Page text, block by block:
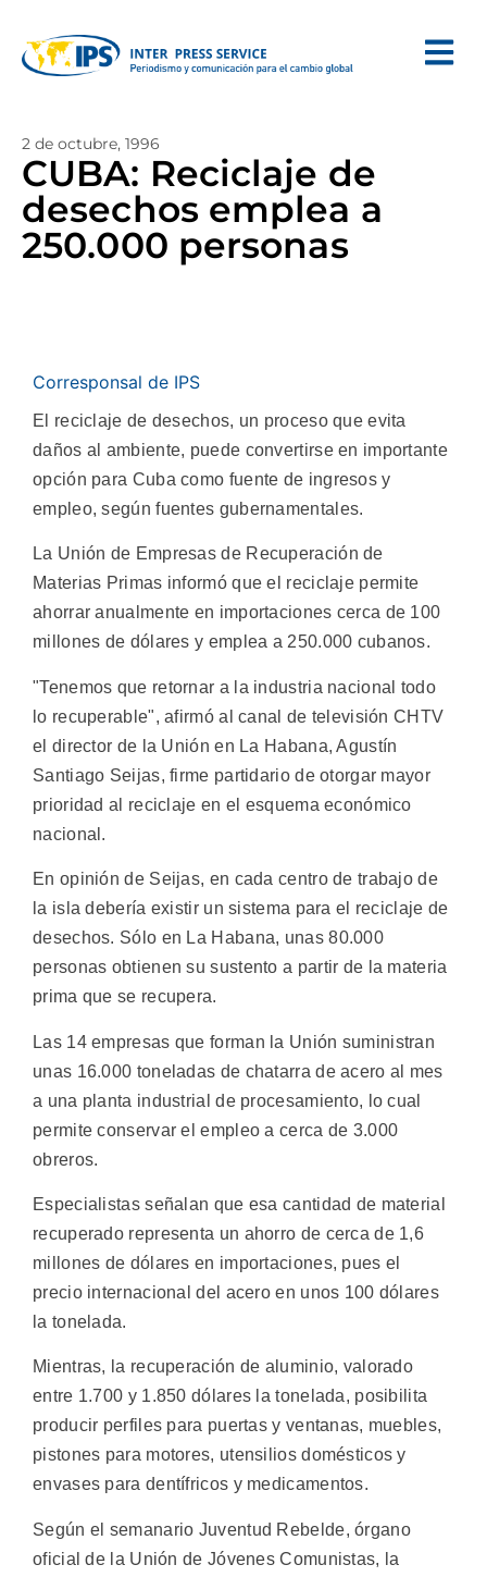
2 de octubre, 1996
CUBA: Reciclaje de
desechos emplea a
250.000 personas
Corresponsal de IPS
El reciclaje de desechos, un proceso que evita
daños al ambiente, puede convertirse en importante
opción para Cuba como fuente de ingresos y
empleo, según fuentes gubernamentales.
La Unión de Empresas de Recuperación de
Materias Primas informó que el reciclaje permite
ahorrar anualmente en importaciones cerca de 100
millones de dólares y emplea a 250.000 cubanos.
"Tenemos que retornar a la industria nacional todo
lo recuperable", afirmó al canal de televisión CHTV
el director de la Unión en La Habana, Agustín
Santiago Seijas, firme partidario de otorgar mayor
prioridad al reciclaje en el esquema económico
nacional.
En opinión de Seijas, en cada centro de trabajo de
la isla debería existir un sistema para el reciclaje de
desechos. Sólo en La Habana, unas 80.000
personas obtienen su sustento a partir de la materia
prima que se recupera.
Las 14 empresas que forman la Unión suministran
unas 16.000 toneladas de chatarra de acero al mes
a una planta industrial de procesamiento, lo cual
permite conservar el empleo a cerca de 3.000
obreros.
Especialistas señalan que esa cantidad de material
recuperado representa un ahorro de cerca de 1,6
millones de dólares en importaciones, pues el
precio internacional del acero en unos 100 dólares
la tonelada.
Mientras, la recuperación de aluminio, valorado
entre 1.700 y 1.850 dólares la tonelada, posibilita
producir perfiles para puertas y ventanas, muebles,
pistones para motores, utensilios domésticos y
envases para dentífricos y medicamentos.
Según el semanario Juventud Rebelde, órgano
oficial de la Unión de Jóvenes Comunistas, la